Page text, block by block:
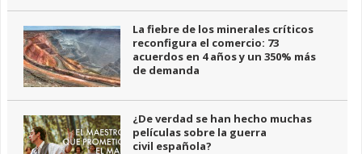
La fiebre de los minerales críticos
reconfigura el comercio: 73
acuerdos en 4 años y un 350% más
de demanda
¿De verdad se han hecho muchas
películas sobre la guerra
civil española?